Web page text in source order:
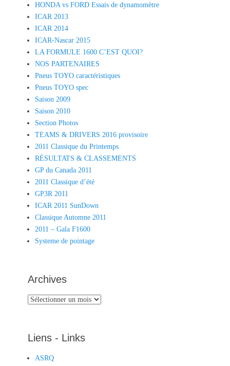
HONDA vs FORD Essais de dynamomètre
ICAR 2013
ICAR 2014
ICAR-Nascar 2015
LA FORMULE 1600 C’EST QUOI?
NOS PARTENAIRES
Pneus TOYO caractéristiques
Pneus TOYO spec
Saison 2009
Saison 2010
Section Photos
TEAMS & DRIVERS 2016 provisoire
2011 Classique du Printemps
RÉSULTATS & CLASSEMENTS
GP du Canada 2011
2011 Classique d’été
GP3R 2011
ICAR 2011 SunDown
Classique Automne 2011
2011 – Gala F1600
Systeme de pointage
Archives
Archives
Liens - Links
ASRQ